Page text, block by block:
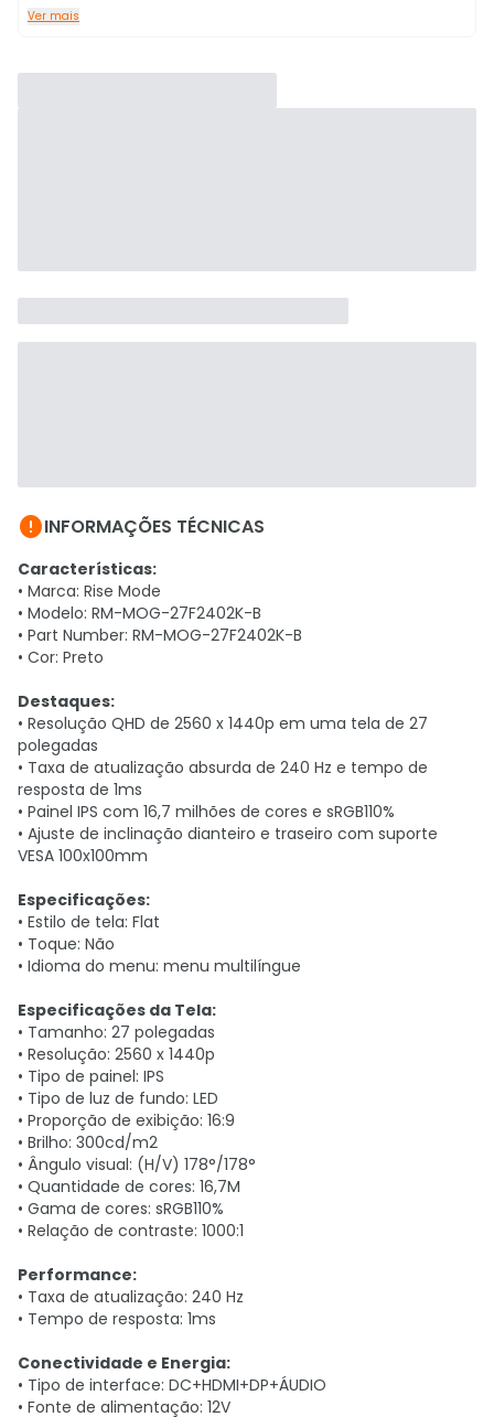
Ver mais
INFORMAÇÕES TÉCNICAS
Características:
• Marca: Rise Mode
• Modelo: RM-MOG-27F2402K-B
• Part Number: RM-MOG-27F2402K-B
• Cor: Preto
Destaques:
• Resolução QHD de 2560 x 1440p em uma tela de 27
polegadas
• Taxa de atualização absurda de 240 Hz e tempo de
resposta de 1ms
• Painel IPS com 16,7 milhões de cores e sRGB110%
• Ajuste de inclinação dianteiro e traseiro com suporte
VESA 100x100mm
Especificações:
• Estilo de tela: Flat
• Toque: Não
• Idioma do menu: menu multilíngue
Especificações da Tela:
• Tamanho: 27 polegadas
• Resolução: 2560 x 1440p
• Tipo de painel: IPS
• Tipo de luz de fundo: LED
• Proporção de exibição: 16:9
• Brilho: 300cd/m2
• Ângulo visual: (H/V) 178°/178°
• Quantidade de cores: 16,7M
• Gama de cores: sRGB110%
• Relação de contraste: 1000:1
Performance:
• Taxa de atualização: 240 Hz
• Tempo de resposta: 1ms
Conectividade e Energia:
• Tipo de interface: DC+HDMI+DP+ÁUDIO
• Fonte de alimentação: 12V